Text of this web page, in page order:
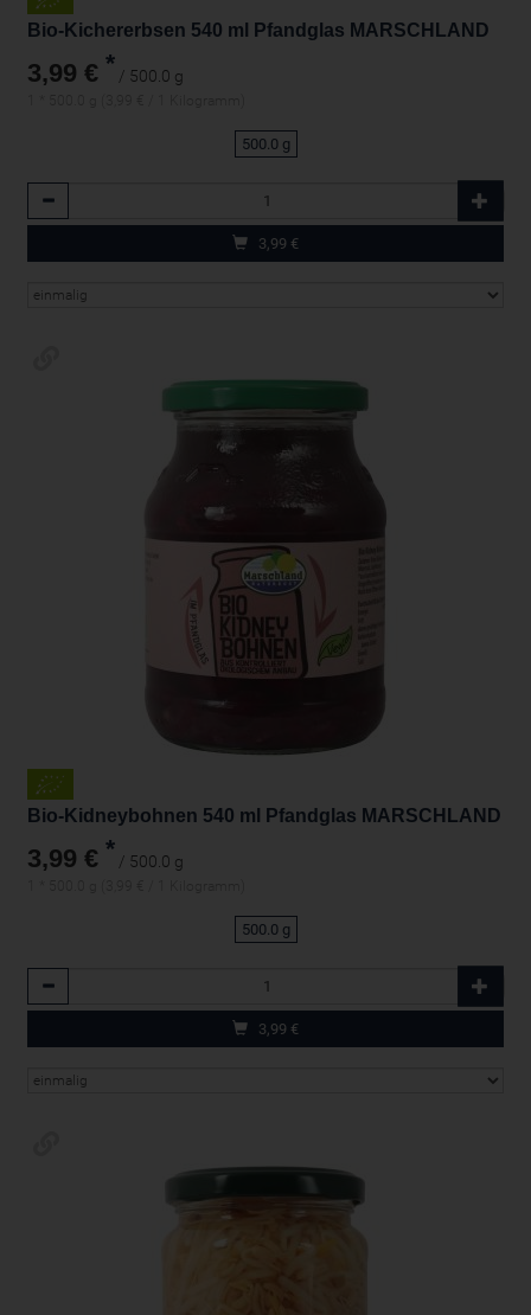
Bio-Kichererbsen 540 ml Pfandglas MARSCHLAND
3,99 € * / 500.0 g
500.0 g
3,99 €
Bio-Kidneybohnen 540 ml Pfandglas MARSCHLAND
3,99 € * / 500.0 g
500.0 g
3,99 €